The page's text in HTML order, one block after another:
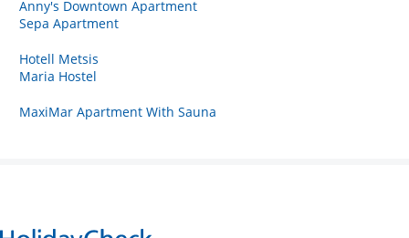
Anny's Downtown Apartment
Sepa Apartment
Hotell Metsis
Maria Hostel
MaxiMar Apartment With Sauna